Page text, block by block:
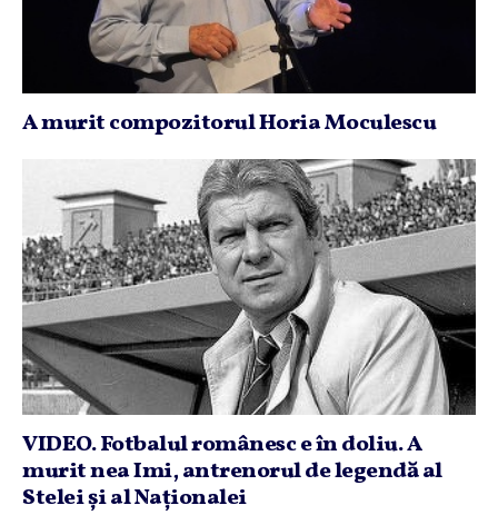
A murit compozitorul Horia Moculescu
VIDEO. Fotbalul românesc e în doliu. A
murit nea Imi, antrenorul de legendă al
Stelei şi al Naţionalei